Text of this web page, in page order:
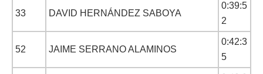
33 DAVID HERNÁNDEZ SABOYA
0:39:5
2
52 JAIME SERRANO ALAMINOS
0:42:3
5